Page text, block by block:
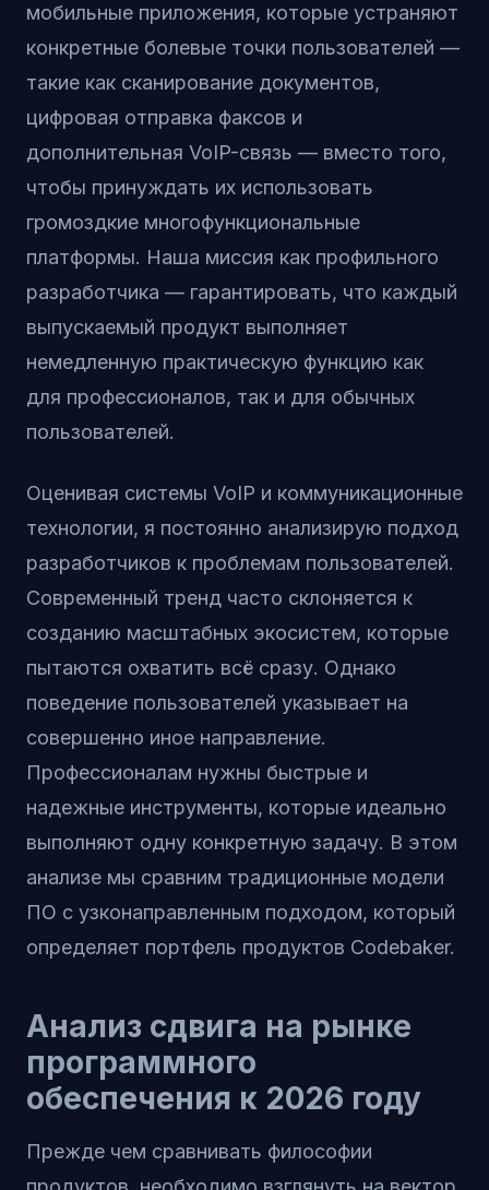
мобильные приложения, которые устраняют
конкретные болевые точки пользователей —
такие как сканирование документов,
цифровая отправка факсов и
дополнительная VoIP-связь — вместо того,
чтобы принуждать их использовать
громоздкие многофункциональные
платформы. Наша миссия как профильного
разработчика — гарантировать, что каждый
выпускаемый продукт выполняет
немедленную практическую функцию как
для профессионалов, так и для обычных
пользователей.
Оценивая системы VoIP и коммуникационные
технологии, я постоянно анализирую подход
разработчиков к проблемам пользователей.
Современный тренд часто склоняется к
созданию масштабных экосистем, которые
пытаются охватить всё сразу. Однако
поведение пользователей указывает на
совершенно иное направление.
Профессионалам нужны быстрые и
надежные инструменты, которые идеально
выполняют одну конкретную задачу. В этом
анализе мы сравним традиционные модели
ПО с узконаправленным подходом, который
определяет портфель продуктов Codebaker.
Анализ сдвига на рынке
программного
обеспечения к 2026 году
Прежде чем сравнивать философии